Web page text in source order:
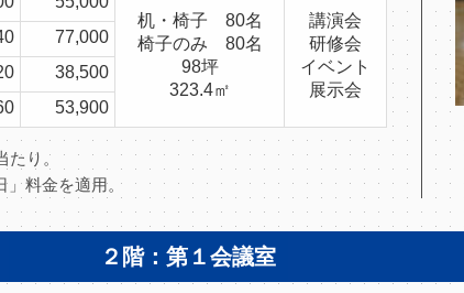
机・椅子 80名
椅子のみ 80名
98坪
323.4㎡
講演会
研修会
イベント
展示会
77,000
38,500
53,900
当たり。
」料金を適用。
２階：第１会議室